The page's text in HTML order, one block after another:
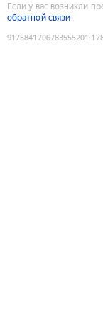
Если у вас возникли
обратной связи
9175841706783555201 :